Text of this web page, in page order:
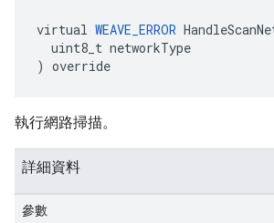
virtual WEAVE_ERROR
  uint8_t networkType
) override
執行網路掃描。
詳細資料
參數